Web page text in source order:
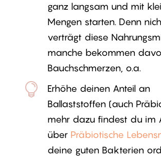
ganz langsam und mit
Mengen starten. Denn
verträgt diese
manche bekommen
Bauchschmerzen, o.a.

Erhöhe deinen Anteil an
Ballaststoffen (auch
mehr dazu findest du im
über Präbiotische
deine guten Bakterien